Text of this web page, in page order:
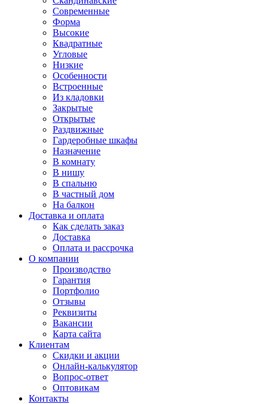
Современные
Форма
Высокие
Квадратные
Угловые
Низкие
Особенности
Встроенные
Из кладовки
Закрытые
Открытые
Раздвижные
Гардеробные шкафы
Назначение
В комнату
В нишу
В спальню
В частный дом
На балкон
Доставка и оплата
Как сделать заказ
Доставка
Оплата и рассрочка
О компании
Производство
Гарантия
Портфолио
Отзывы
Реквизиты
Вакансии
Карта сайта
Клиентам
Скидки и акции
Онлайн-калькулятор
Вопрос-ответ
Оптовикам
Контакты